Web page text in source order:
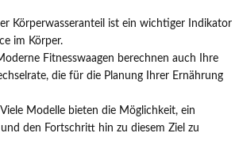
Körperwasseranteil ist ein wichtiger Indikator
im Körper.
Fitnesswaagen berechnen auch Ihre
die für die Planung Ihrer Ernährung
Modelle bieten die Möglichkeit, ein
den Fortschritt hin zu diesem Ziel zu